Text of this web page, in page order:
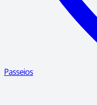
Passeios